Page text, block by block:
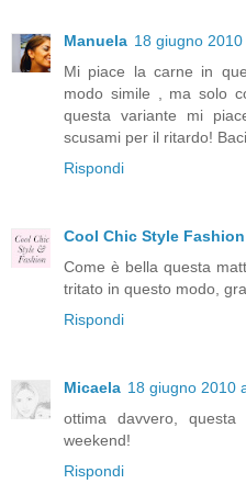
Manuela 18 giugno
Mi piace la carne in
modo simile , ma solo
questa variante mi
scusami per il ritardo!
Rispondi
Cool Chic Style Fashion
Come è bella questa
tritato in questo modo,
Rispondi
Micaela 18 giugno 2010
ottima davvero,
weekend!
Rispondi